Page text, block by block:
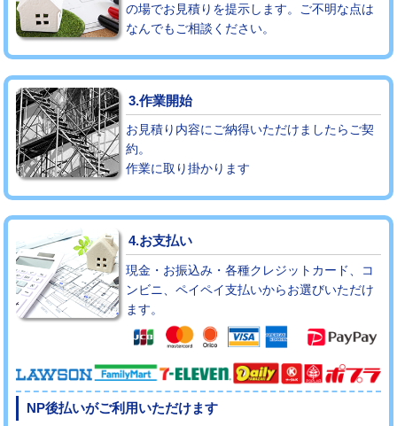
※給水管工事は20mmまでの価格です。
の場でお見積りを提示します。ご不明な点は
なんでもご相談ください。
3.作業開始
お見積り内容にご納得いただけましたらご契
約。
作業に取り掛かります
4.お支払い
現金・お振込み・各種クレジットカード、コ
ンビニ、ペイペイ支払いからお選びいただけ
ます。
NP後払いがご利用いただけます